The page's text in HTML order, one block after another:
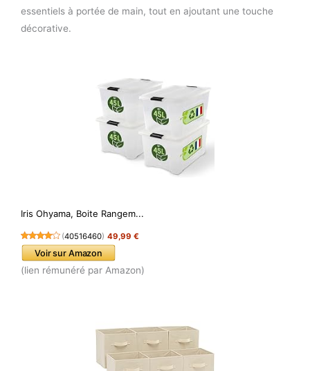
essentiels à portée de main, tout en ajoutant une touche
décorative.
Iris Ohyama, Boite Rangem...
(40516460) 49,99 €
Voir sur Amazon
(lien rémunéré par Amazon)